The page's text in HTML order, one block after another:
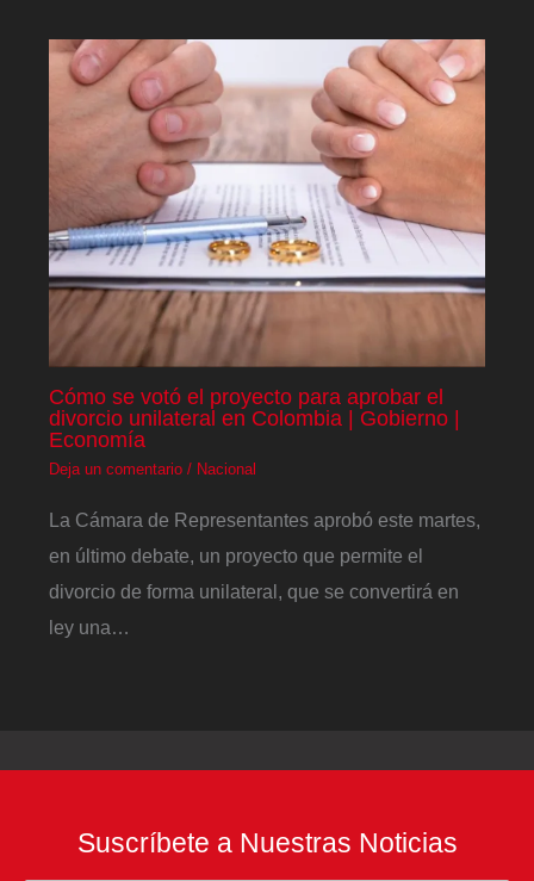
Cómo se votó el proyecto para aprobar el
divorcio unilateral en Colombia | Gobierno |
Economía
Deja un comentario / Nacional
La Cámara de Representantes aprobó este martes,
en último debate, un proyecto que permite el
divorcio de forma unilateral, que se convertirá en
ley una…
Suscríbete a Nuestras Noticias